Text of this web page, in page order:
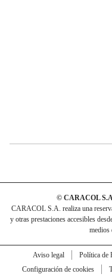
© CARACOL
CARACOL S.A. realiza una
y otras prestaciones accesibles
medios
Aviso legal Política de
Configuración de cookies